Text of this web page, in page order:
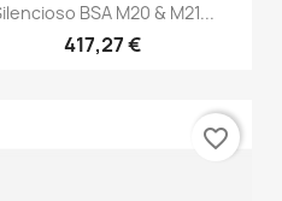
Vista rápida
BSA M20 & M21...
417,27 €
favorite_border